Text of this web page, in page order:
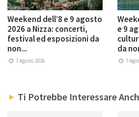
Weekend dell’8 e 9 agosto
2026 a Nizza: concerti,
festival ed esposizioni da
non...
7 Agosto 2026
e 9
da
7
Ti Potrebbe Interessare